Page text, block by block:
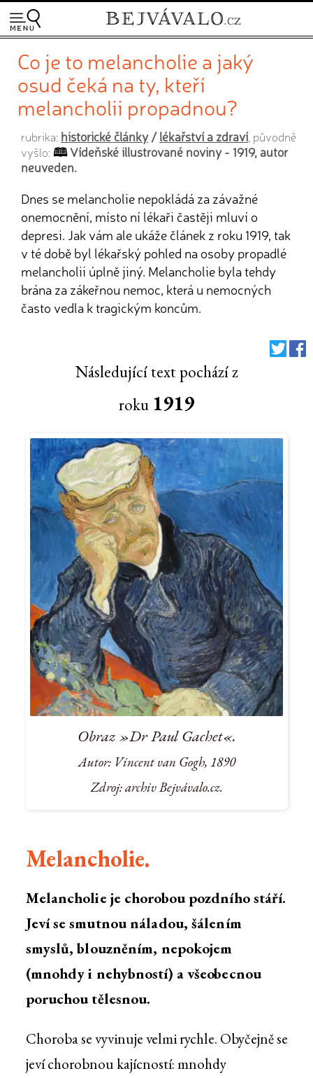
Co je to melancholie a jaký
osud čeká na ty, kteří
melancholii propadnou?
rubrika: historické články/lékařství a zdraví, původně
vyšlo:
Vídeňské illustrované noviny - 1919, autor
neuveden.
Dnes se melancholie nepokládá za závažné
onemocnění, místo ní lékaři častěji mluví o
depresi. Jak vám ale ukáže článek z roku 1919, tak
v té době byl lékařský pohled na osoby propadlé
melancholii úplně jiný. Melancholie byla tehdy
brána za zákeřnou nemoc, která u nemocných
často vedla k tragickým koncům.
Následující text pochází z
roku 1919
Obraz »Dr Paul Gachet«.
Autor: Vincent van Gogh, 1890
Zdroj: archiv Bejvávalo.cz.
Melancholie.
Melancholie je chorobou pozdního stáří.
Jeví se smutnou náladou, šálením
smyslů, blouzněním, nepokojem
(mnohdy i nehybností) a všeobecnou
poruchou tělesnou.
Choroba se vyvinuje velmi rychle. Obyčejně se
jeví chorobnou kajícností: mnohdy